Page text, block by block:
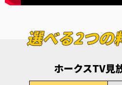
選べる2つの
ホークスTV見